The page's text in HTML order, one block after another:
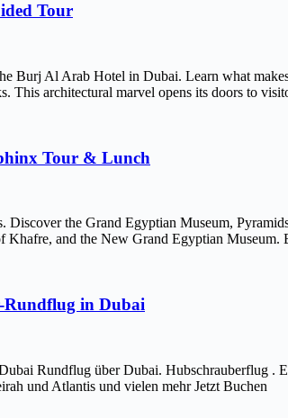
Tour
Burj Al Arab Hotel in Dubai. Learn what
This architectural marvel opens its doors to
Tour & Lunch
the Grand Egyptian Museum,
Khafre, and the New Grand Egyptian
Rundflug in Dubai
Rundflug über Dubai. Hubschrauberflug .
und Atlantis und vielen mehr Jetzt Buchen